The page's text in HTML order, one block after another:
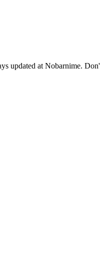
updated at Nobarnime.